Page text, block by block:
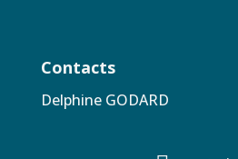
Contacts
Delphine GODARD